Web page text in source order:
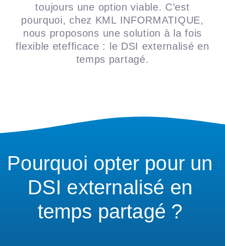
toujours une option viable. C’est
pourquoi, chez KML INFORMATIQUE,
nous proposons une solution à la fois
flexible etefficace : le DSI externalisé en
temps partagé.
Pourquoi opter pour un
DSI externalisé en
temps partagé ?